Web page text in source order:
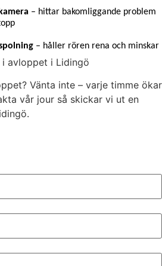
– hittar bakomliggande problem
– håller rören rena och
avloppet i Lidingö
Vänta inte – varje timme ökar
vår jour så skickar vi ut en